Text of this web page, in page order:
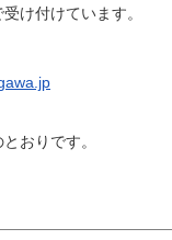
け付けています。
おりです。